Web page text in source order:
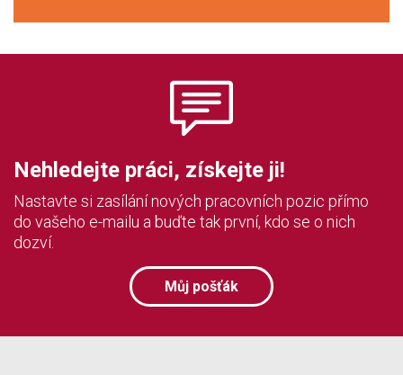
Nehledejte práci, získejte ji!
Nastavte si zasílání nových pracovních pozic přímo
do vašeho e-mailu a buďte tak první, kdo se o nich
dozví.
Můj pošťák